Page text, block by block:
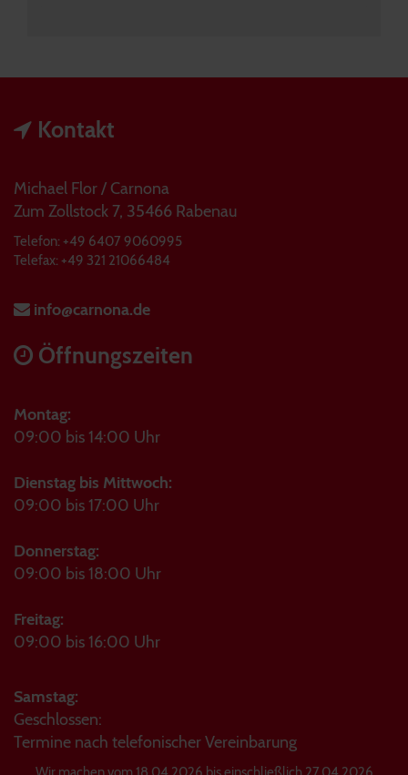
Kontakt
Michael Flor / Carnona
Zum Zollstock 7, 35466 Rabenau
Telefon: +49 6407 9060995
Telefax: +49 321 21066484
info@carnona.de
Öffnungszeiten
Montag:
09:00 bis 14:00 Uhr
Dienstag bis Mittwoch:
09:00 bis 17:00 Uhr
Donnerstag:
09:00 bis 18:00 Uhr
Freitag:
09:00 bis 16:00 Uhr
Samstag:
Geschlossen:
Termine nach telefonischer Vereinbarung